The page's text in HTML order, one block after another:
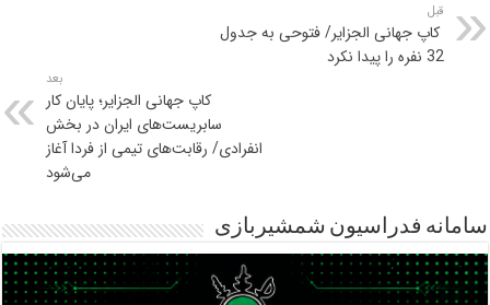
قبل
‍ کاپ جهانی الجزایر/ فتوحی به جدول
32 نفره را پیدا نکرد
بعد
‍ کاپ جهانی الجزایر؛ پایان کار
سابریست‌های ایران در بخش
انفرادی/ رقابت‌های تیمی از فردا آغاز
می‌شود
سامانه فدراسیون شمشیربازی